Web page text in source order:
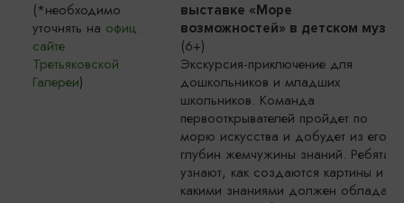
(*необходимо
уточнять на офиц.
сайте
Третьяковской
Галереи)
выставке «Море
возможностей» в детском музее
(6+)
Экскурсия-приключение для
дошкольников и младших
школьников. Команда
первооткрывателей пройдет по
морю искусства и добудет из его
глубин жемчужины знаний. Ребята
узнают, как создаются картины и
какими знаниями должен обладать